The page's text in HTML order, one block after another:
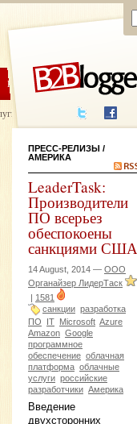
ЦЕНЫ ПОМОЩЬ
написания
ПРЕСС-РЕЛИЗЫ /
АМЕРИКА
LeaderTask:
Производители
ПО всерьез
обеспокоены
санкциями США
14 August, 2014 — ООО
Органайзер ЛидерТаск
| 1581
санкции разработка
ПО
IT Microsoft Azure
Amazon Google
программное
обеспечение облачная
платформа облачные
услуги российские
разработчики Америка
Введение
двухсторонних